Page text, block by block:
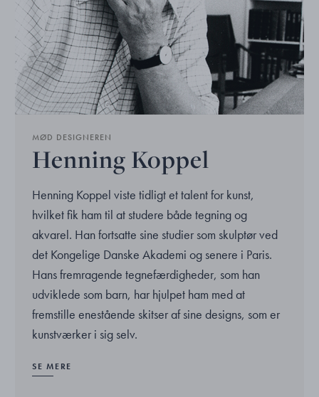
MØD DESIGNEREN
Henning Koppel
Henning Koppel viste tidligt et talent for kunst,
hvilket fik ham til at studere både tegning og
akvarel. Han fortsatte sine studier som skulptør ved
det Kongelige Danske Akademi og senere i Paris.
Hans fremragende tegnefærdigheder, som han
udviklede som barn, har hjulpet ham med at
fremstille enestående skitser af sine designs, som er
kunstværker i sig selv.
SE MERE